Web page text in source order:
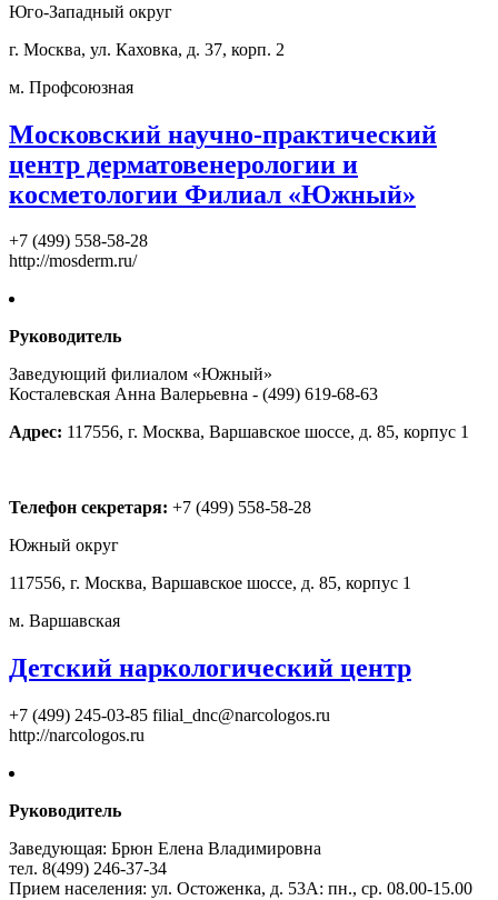
Юго-Западный округ
г. Москва, ул. Каховка, д. 37, корп. 2
м. Профсоюзная
Московский научно-практический
центр дерматовенерологии и
косметологии Филиал «Южный»
+7 (499) 558-58-28
http://mosderm.ru/
Руководитель
Заведующий филиалом «Южный»
Косталевская Анна Валерьевна - (499) 619-68-63
Адрес: 117556, г. Москва, Варшавское шоссе, д. 85, корпус 1
Телефон секретаря: +7 (499) 558-58-28
Южный округ
117556, г. Москва, Варшавское шоссе, д. 85, корпус 1
м. Варшавская
Детский наркологический центр
+7 (499) 245-03-85 filial_dnc@narcologos.ru
http://narcologos.ru
Руководитель
Заведующая: Брюн Елена Владимировна
тел. 8(499) 246-37-34
Прием населения: ул. Остоженка, д. 53А: пн., ср. 08.00-15.00